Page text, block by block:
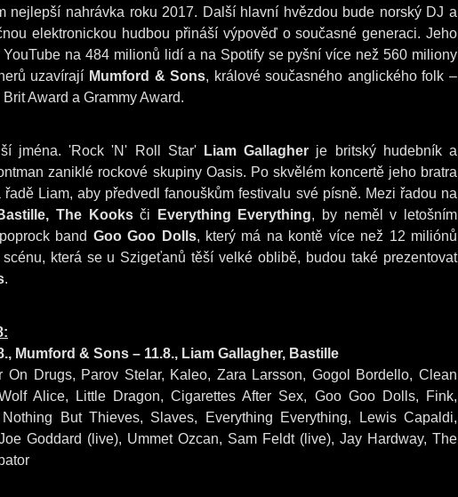
nejlepší nahrávka roku 2017. Další hlavní hvězdou bude norský DJ a
elektronickou hudbou přináší výpověď o současné generaci. Jeho
na 484 milionů lidí a na Spotify se pyšní více než 560 miliony
uzavírají Mumford & Sons, králové současného anglického folk –
Award a Grammy Award.
jména. 'Rock 'N' Roll Star' Liam Gallagher je britský hudebník a
zaniklé rockové skupiny Oasis. Po skvělém koncertě jeho bratra
Liam, aby předvedl fanouškům festivalu své písně. Mezi řadou na
The Kooksči Everything Everything, by neměl v letošním
band Goo Goo Dolls, který má na kontě více než 12 miliónů
která se u Szigeťanů těší velké oblibě, budou také prezentovat
.
Mumford & Sons – 11.8., Liam Gallagher, Bastille
Drugs, Parov Stelar, Kaleo, Zara Larsson, Gogol Bordello, Clean
Alice, Little Dragon, Cigarettes After Sex, Goo Goo Dolls, Fink,
But Thieves, Slaves, Everything Everything, Lewis Capaldi,
Goddard (live), Ummet Ozcan, Sam Feldt (live), Jay Hardway, The